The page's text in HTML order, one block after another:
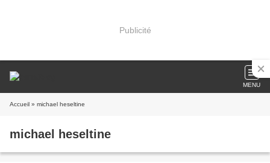
Publicité
MENU
Accueil » michael heseltine
michael heseltine